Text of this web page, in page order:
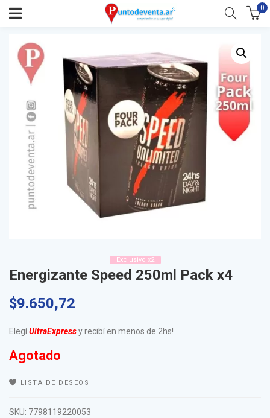
0
Exclusivo x2
Energizante Speed 250ml Pack x4
$9.650,72
ElegíUltraExpressy recibí en menos de 2hs!
Agotado
LISTA DE DESEOS
SKU: 7798119220053